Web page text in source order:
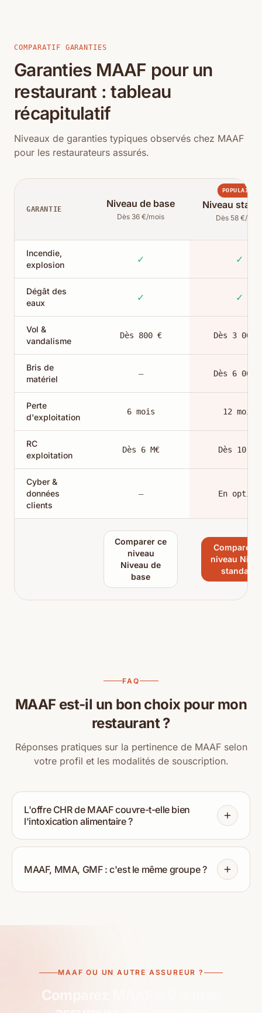
COMPARATIF GARANTIES
Garanties MAAF pour un
restaurant : tableau
récapitulatif
Niveaux de garanties typiques observés chez MAAF
pour les restaurateurs assurés.
GARANTIE Niveau de base
Dès 36 €/mois
POPULAIRE
Niveau
Dès 58 €/
Incendie,
explosion
✓ ✓
Dégât des
eaux
✓ ✓
Vol &
vandalisme
Dès 800 € Dès 3 000
Bris de
matériel
— Dès 6 000
Perte
d'exploitation
6 mois 12 mois
RC
exploitation
Dès 6 M€ Dès 10 M€
Cyber &
données
clients
— En option
Comparer ce
niveau
Niveau de
base
Comparer
niveau
standard
FAQ
MAAF est-il un bon choix pour mon
restaurant ?
Réponses pratiques sur la pertinence de MAAF selon
votre profil et les modalités de souscription.
L'offre CHR de MAAF couvre-t-elle bien
l'intoxication alimentaire ?
MAAF, MMA, GMF : c'est le même groupe ?
MAAF OU UN AUTRE ASSUREUR ?
Comparez MAAF à 9 autres